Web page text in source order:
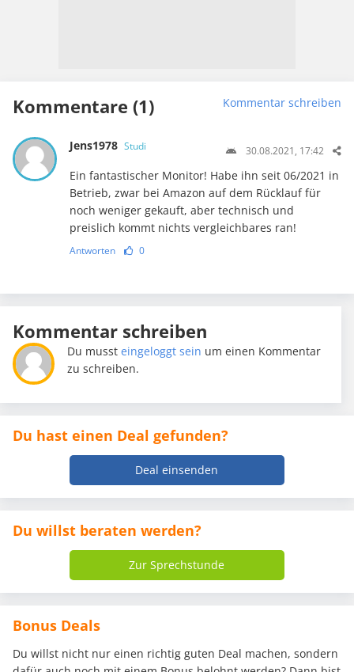
Kommentare (1) Kommentar schreiben
Jens1978 Studi 30.08.2021, 17:42
Ein fantastischer Monitor! Habe ihn seit 06/2021 in
Betrieb, zwar bei Amazon auf dem Rücklauf für
noch weniger gekauft, aber technisch und
preislich kommt nichts vergleichbares ran!
Antworten 0
Kommentar schreiben
Du mussteingeloggt sein um einen Kommentar
zu schreiben.
Du hast einen Deal gefunden?
Deal einsenden
Du willst beraten werden?
Zur Sprechstunde
Bonus Deals
Du willst nicht nur einen richtig guten Deal machen, sondern